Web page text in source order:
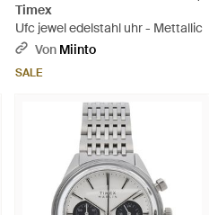
Timex
Ufc jewel edelstahl uhr - Mettallic
Von Miinto
SALE